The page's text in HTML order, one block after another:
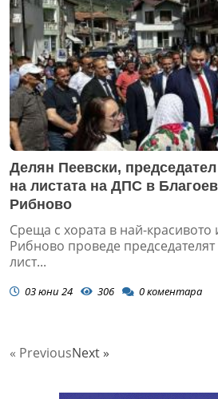
Делян Пеевски,
на листата на ДПС в
Рибново
Среща с хората в най-красивото
Рибново проведе
лист...
03 юни 24 306 0коментара
« PreviousNext »